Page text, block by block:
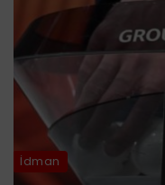
İdman